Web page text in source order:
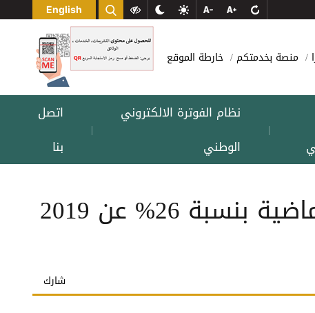
English
منصة بخدمتكم خارطة الموقع
|
نظام الفوترة الالكتروني
الوطني
|
اتصل
بنا
نمو تحصيلات الدخل والمبيعات خلال الاشهر الثمانية الماضية بنسبة 26% عن 2019
شارك